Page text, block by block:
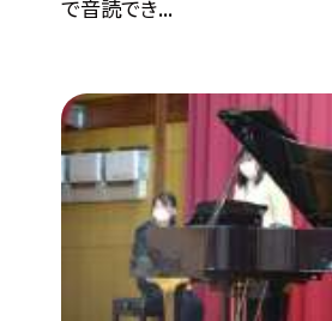
で音読でき...